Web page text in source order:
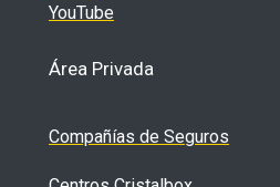
YouTube
Área Privada
Compañías de Seguros